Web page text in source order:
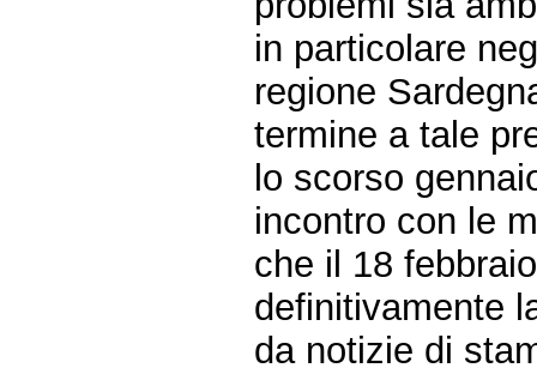
in particolare
regione
termine a tale
lo scorso
incontro con le
che il 18
definitivamente
da notizie di